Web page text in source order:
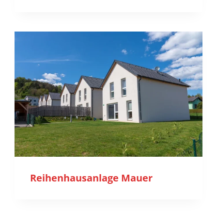
Reihenhausanlage Mauer